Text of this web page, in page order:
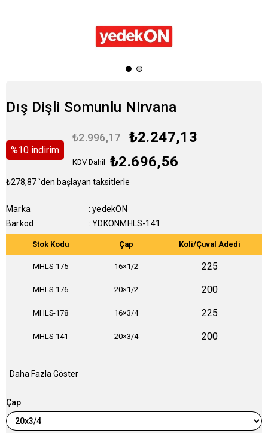
Dış Dişli Somunlu Nirvana
%10 i̇ndirim
₺2.996,17 ₺2.247,13
KDV Dahil ₺2.696,56
₺278,87`den başlayan taksitlerle
Marka : yedekON
Barkod
: YDKONMHLS-141
Stok Kodu Çap Koli/Çuval Adedi
MHLS-175 16×1/2 225
MHLS-176 20×1/2 200
MHLS-178 16×3/4 225
MHLS-141 20×3/4 200
Daha Fazla Göster
Çap